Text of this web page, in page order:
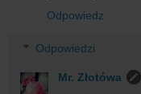
Odpowiedz
Odpowiedzi
Mr. Złotówa